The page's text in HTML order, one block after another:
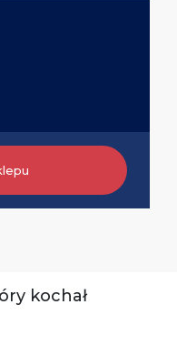
kochał